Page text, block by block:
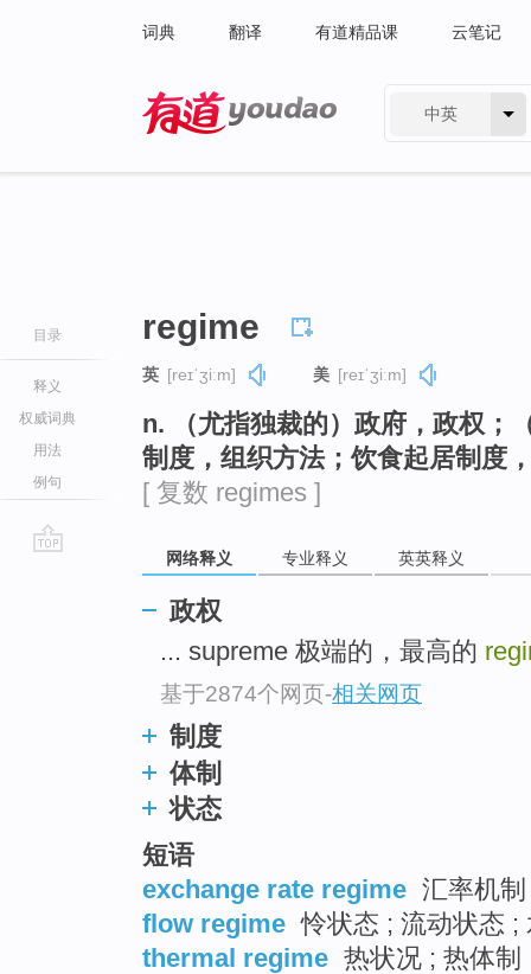
词典 翻译 有道精品课 云笔记
中英
目录
释义
权威词典
用法
例句
regime
英 [reɪˈʒiːm] 美 [reɪˈʒiːm]
n. （尤指独裁的）政府，政权；
制度，组织方法；饮食起居制度
[ 复数 regimes ]
网络释义 专业释义 英英释义
政权
... supreme 极端的，最高的
基于2874个网页-相关网页
制度
体制
状态
短语
exchange rate regime 汇率机
flow regime 怜状态 ; 流动状态 ;
thermal regime 热状况 ; 热体制